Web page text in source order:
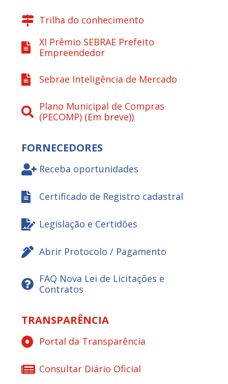
Trilha do conhecimento
XI Prêmio SEBRAE Prefeito
Empreendedor
Sebrae Inteligência de Mercado
Plano Municipal de Compras
(PECOMP) (Em breve))
FORNECEDORES
Receba oportunidades
Certificado de Registro cadastral
Legislação e Certidões
Abrir Protocolo / Pagamento
FAQ Nova Lei de Licitações e
Contratos
TRANSPARÊNCIA
Portal da Transparência
Consultar Diário Oficial